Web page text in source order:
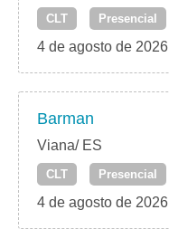
CLT Presencial
4 de agosto de 2026
Barman
Viana/ ES
CLT Presencial
4 de agosto de 2026